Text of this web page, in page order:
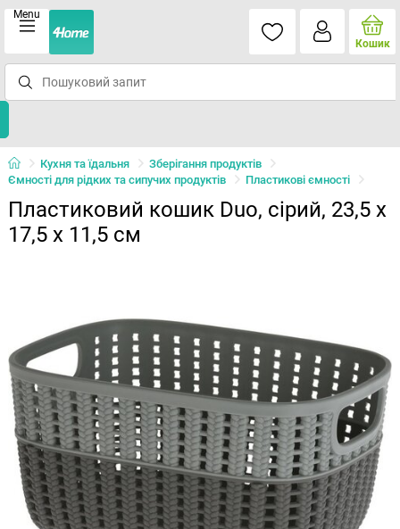
Menu
Кошик
Кухня та їдальня
Зберігання продуктів
Ємності для рідких та сипучих продуктів
Пластикові ємності
Пластиковий кошик Duo, сірий, 23,5 x
17,5 x 11,5 см